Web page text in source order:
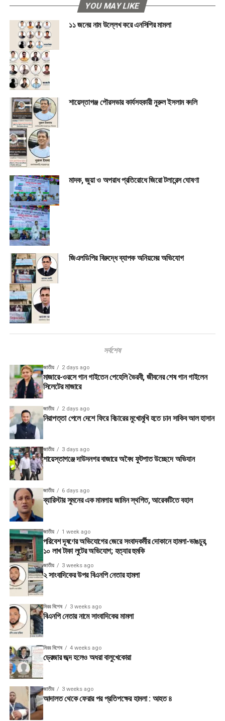
YOU MAY LIKE
১১ জনের নাম উল্লেখ করে এনসিপির মামলা
শায়েস্তাগঞ্জ পৌরসভার কার্যসহকারী নুরুল ইসলাম বদলি
মাদক, জুয়া ও অপরাধ প্রতিরোধে জিরো টলারেন্স ঘোষণা
জিএলডিপির বিরুদ্ধে ব্যাপক অনিয়মের অভিযোগ
সর্বশেষ
জাতীয় 2 days ago
মাজারে-ওরসে গান গাইতেন পেহেলি ভৈরবী, জীবনের শেষ গান গাইলেন
সিলেটের মাজারে
জাতীয় 2 days ago
নিরাপত্তা পেলে দেশে ফিরে বিচারের মুখোমুখি হতে চান সাকিব আল হাসান
জাতীয় 3 days ago
শায়েস্তাগঞ্জে দাউদনগর বাজারে অবৈধ ফুটপাত উচ্ছেদে অভিযান
জাতীয় 6 days ago
ব্যারিস্টার সুমনের এক মামলায় জামিন স্থগিত, আরেকটিতে বহাল
জাতীয় 1 week ago
পরিবেশ দূষণের অভিযোগের জেরে সংবাদকর্মীর দোকানে হামলা-ভাঙচুর,
১০ লাখ টাকা লুটের অভিযোগ; হত্যার হুমকি
জাতীয় 3 weeks ago
২ সাংবাদিকের উপর বিএনপি নেতার হামলা
মিরর বিশেষ 3 weeks ago
বিএনপি নেতার নামে সাংবাদিকের মামলা
মিরর বিশেষ 4 weeks ago
ড্রেজার জব্দ হলেও অধরা বালুখেকোরা
জাতীয় 3 weeks ago
আদালত থেকে ফেরার পর প্রতিপক্ষের হামলা : আহত ৪